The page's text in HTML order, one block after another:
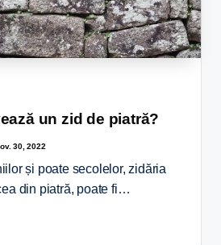
un zid de piatră?
30, 2022
și poate secolelor, zidăria
din piatră, poate fi…